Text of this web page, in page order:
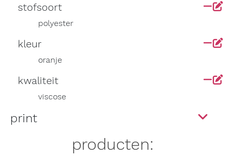
stofsoort
polyester
kleur
oranje
kwaliteit
viscose
print
producten: